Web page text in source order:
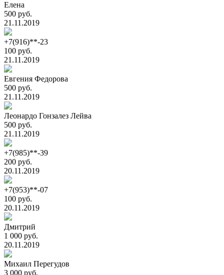
Елена
500 руб.
21.11.2019
+7(916)**-23
100 руб.
21.11.2019
Евгения Федорова
500 руб.
21.11.2019
Леонардо Гонзалез Лейва
500 руб.
21.11.2019
+7(985)**-39
200 руб.
20.11.2019
+7(953)**-07
100 руб.
20.11.2019
Дмитрий
1 000 руб.
20.11.2019
Михаил Перегудов
3 000 руб.